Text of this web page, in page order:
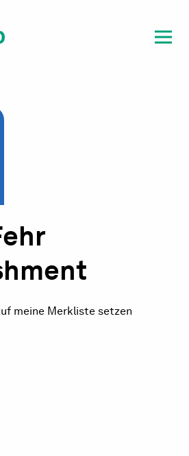
meine Merkliste setzen